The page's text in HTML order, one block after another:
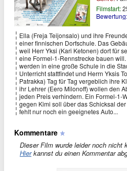
Filmstart:
Bewertung:
Ella (Freja Teijonsalo) und ihre
einer finnischen Dorfschule. Das
weil Herr Yksi (Kari Ketonen) dort für
eine Formel-1-Rennstrecke bauen
werden in eine große Schule in die
Unterricht stattfindet und Herrn Yksis
Patrakka) Tag für Tag vergeblich ihre
ihr Lehrer (Eero Milonoff) wollen den
jeden Preis verhindern. Ein Formel-1-
gegen Kimi soll über das Schicksal
fehlt nur noch ein geeignetes Auto...
Kommentare
Dieser Film wurde leider noch nicht
Hierkannst du einen Kommentar